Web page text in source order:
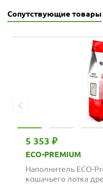
Сопутствующие товары
5 353 ₽
ECO-PREMIUM
Наполнитель ECO-
кошачьего лотка